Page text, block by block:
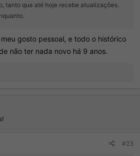
tanto que até hoje recebe atualizações.
gosto pessoal, e todo o histórico
não ter nada novo há 9 anos.
#23